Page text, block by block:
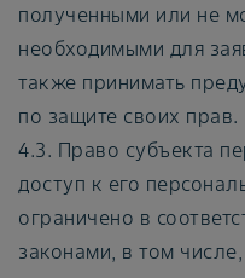
полученными или не
необходимыми для
также принимать
по защите своих прав.
4.3. Право субъекта
доступ к его
ограничено в
законами, в том